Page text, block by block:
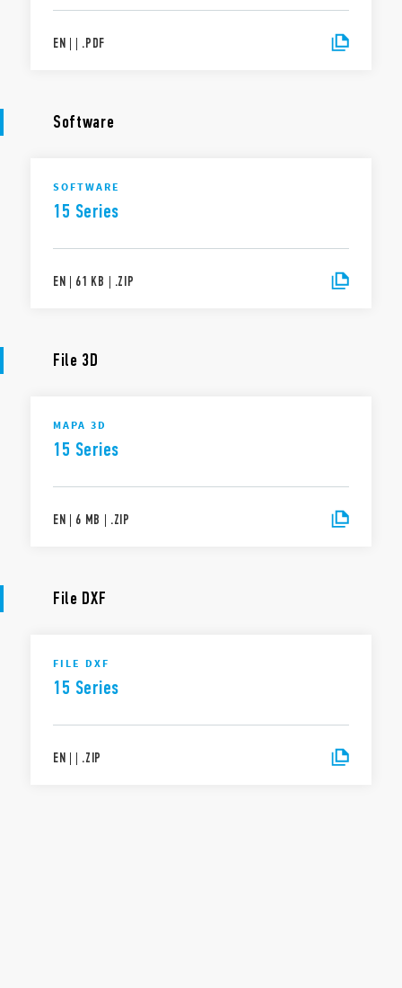
EN | | .PDF
Software
SOFTWARE
15 Series
EN | 61 KB | .ZIP
File 3D
MAPA 3D
15 Series
EN | 6 MB | .ZIP
File DXF
FILE DXF
15 Series
EN | | .ZIP